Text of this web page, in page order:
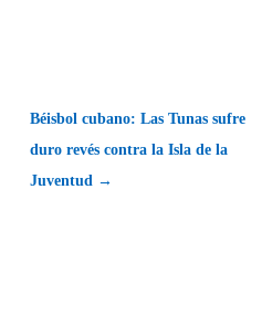
Béisbol cubano: Las Tunas sufre
duro revés contra la Isla de la
Juventud →